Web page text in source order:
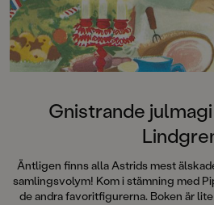
SvD"Mycket underhållande,
särskilt att rutscha med i Jenny
Dahlbergs bilder som inte sitter still
en enda sekund. På vartenda
uppslag finns tusen detaljer att
följa familjens hund på dess
sniffande äventyr." - Pia Huss,
DN"En bok som kommer att locka
till skratt hos såväl små som stora." -
BTJ.
Gnistrande
Äntligen finns alla Astrids mest
samlingsvolym! Kom i stämning med
de andra favoritfigurerna. Boken är